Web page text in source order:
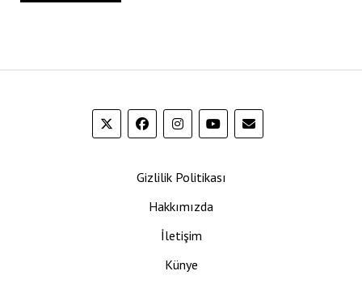
Gizlilik Politikası
Hakkımızda
İletişim
Künye